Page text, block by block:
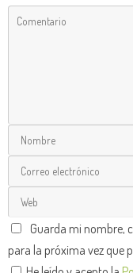
Guarda mi nombre,
para la próxima vez que